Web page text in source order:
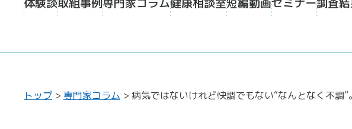
トップ > 専門家コラム > 病気ではないけれど快調でもない“なんとなく不調